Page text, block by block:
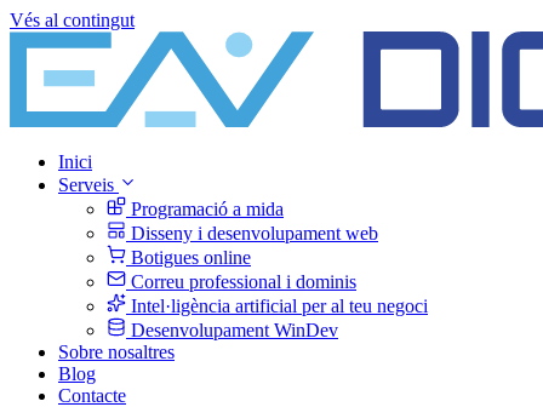
Vés al contingut
Inici
Serveis
Programació a mida
Disseny i desenvolupament web
Botigues online
Correu professional i dominis
Intel·ligència artificial per al teu negoci
Desenvolupament WinDev
Sobre nosaltres
Blog
Contacte